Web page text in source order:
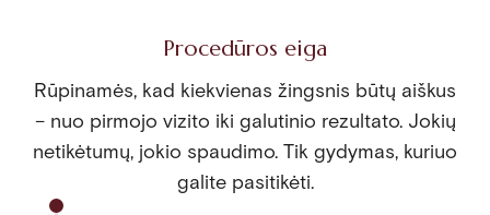
Procedūros eiga
Rūpinamės, kad kiekvienas žingsnis būtų aiškus
– nuo pirmojo vizito iki galutinio rezultato. Jokių
netikėtumų, jokio spaudimo. Tik gydymas, kuriuo
galite pasitikėti.